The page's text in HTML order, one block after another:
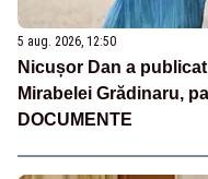
5 aug. 2026, 12:50
Nicușor Dan a
Mirabelei Grădinaru,
DOCUMENTE